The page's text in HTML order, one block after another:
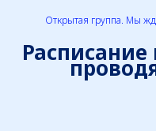
Открытая группа. Мы